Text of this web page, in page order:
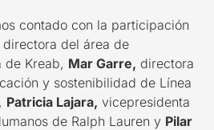
contado con la participación
directora del área de
de Kreab, Mar Garre, directora
y sostenibilidad de Línea
, Patricia Lajara, vicepresidenta
de Ralph Lauren y Pilar